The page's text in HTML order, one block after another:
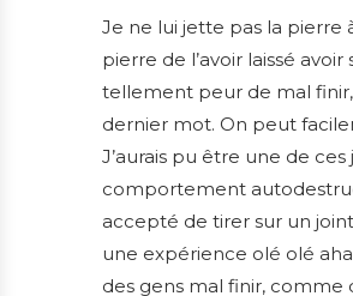
Je ne lui jette pas la pierre
pierre de l’avoir laissé
tellement peur de mal
dernier mot. On peut
J’aurais pu être une de
comportement
accepté de tirer sur un
une expérience olé olé
des gens mal finir, comme